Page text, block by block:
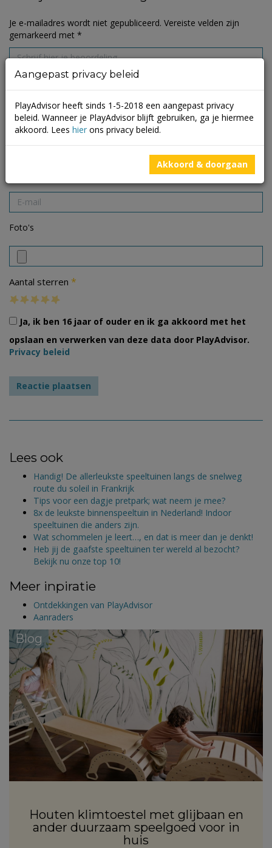
Je e-mailadres wordt niet gepubliceerd. Vereiste velden zijn
gemarkeerd met *
Foto's
Aantal sterren *
Ja, ik ben 16 jaar of ouder en ik ga akkoord met het
opslaan en verwerken van deze data door PlayAdvisor.
Privacy beleid
Lees ook
Handig! De allerleukste speeltuinen langs de snelweg
route du soleil in Frankrijk
Tips voor een dagje pretpark; wat neem je mee?
8x de leukste binnenspeeltuin in Nederland! Indoor
speeltuinen die anders zijn.
Wat schommelen je leert…, en dat is meer dan je denkt!
Heb jij de gaafste speeltuinen ter wereld al bezocht?
Bekijk nu onze top 10!
Meer inpiratie
Ontdekkingen van PlayAdvisor
Aanraders
Blog
Houten klimtoestel met glijbaan en
ander duurzaam speelgoed voor in
huis
Aangepast privacy beleid
PlayAdvisor heeft sinds 1-5-2018 een aangepast privacy
beleid. Wanneer je PlayAdvisor blijft gebruiken, ga je hiermee
akkoord. Lees hier ons privacy beleid.
Akkoord & doorgaan